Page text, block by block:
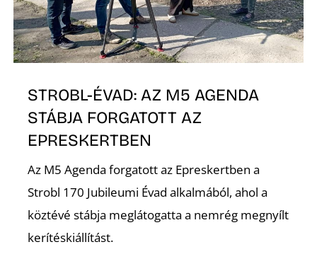
STROBL-ÉVAD: AZ M5 AGENDA
STÁBJA FORGATOTT AZ
EPRESKERTBEN
Az M5 Agenda forgatott az Epreskertben a
Strobl 170 Jubileumi Évad alkalmából, ahol a
köztévé stábja meglátogatta a nemrég megnyílt
kerítéskiállítást.